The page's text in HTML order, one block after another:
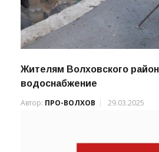
водоснабжение